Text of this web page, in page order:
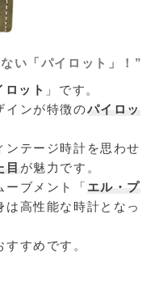
い「パイロット」！”
ロット 」です。
インが特徴のパイロッ
ンテージ時計を思わせ
目 が魅力です。
ーブメント「 エル・プ
は高性能な時計となっ
すすめです。